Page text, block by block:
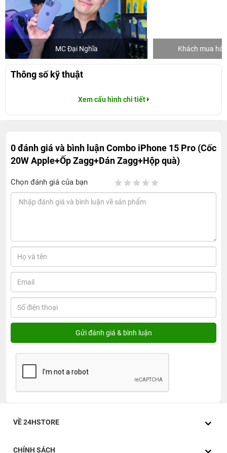
MC Đại Nghĩa Khách mua
Thông số kỹ thuật
Xem cấu hình chi tiết
0 đánh giá và bình luậnCombo iPhone 15 Pro (Cốc
20W Apple+Ốp Zagg+Dán Zagg+Hộp quà)
Chọn đánh giá của bạn
VỀ 24HSTORE
CHÍNH SÁCH